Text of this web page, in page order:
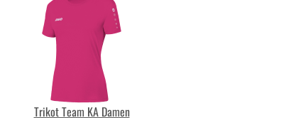
Trikot Team KA Damen